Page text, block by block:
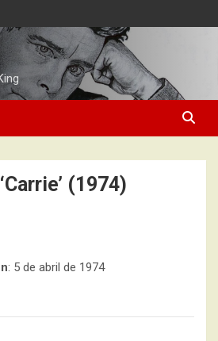
(1974)
: 5 de abril de 1974